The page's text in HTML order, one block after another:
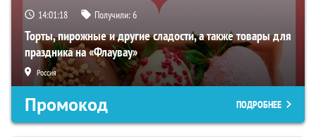
14:01:17 Получили:6
Торты, пирожные и другие сладости, а также товары для
праздника на «Флаувау»
Россия
Промокод ПОДРОБНЕЕ